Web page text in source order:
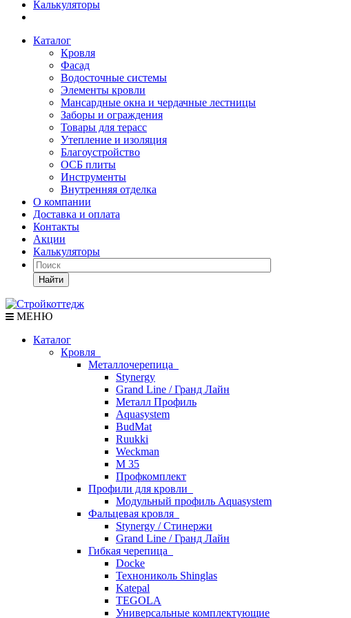
Калькуляторы
Каталог
Кровля
Фасад
Водосточные системы
Элементы кровли
Мансардные окна и чердачные лестницы
Заборы и ограждения
Товары для терасс
Утепление и изоляция
Благоустройство
ОСБ плиты
Инструменты
Внутренняя отделка
О компании
Доставка и оплата
Контакты
Акции
Калькуляторы
Найти
МЕНЮ
Каталог
Кровля
Металлочерепица
Stynergy
Grand Line / Гранд Лайн
Металл Профиль
Aquasystem
BudMat
Ruukki
Weckman
М 35
Профкомплект
Профили для кровли
Модульный профиль Aquasystem
Фальцевая кровля
Stynergy / Стинержи
Grand Line / Гранд Лайн
Гибкая черепица
Docke
Технониколь Shinglas
Katepal
TEGOLA
Универсальные комплектующие